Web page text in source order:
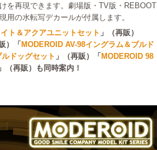
を再現できます。劇場版・TV版・REBOOT
用の水転写デカールが付属します。
ト＆アクアユニットセット 」（再販）
）「 MODEROID AV-98イングラム＆ブルド
ドッグセット 」（再販）「 MODEROID 98
」（再販）も同時案内！